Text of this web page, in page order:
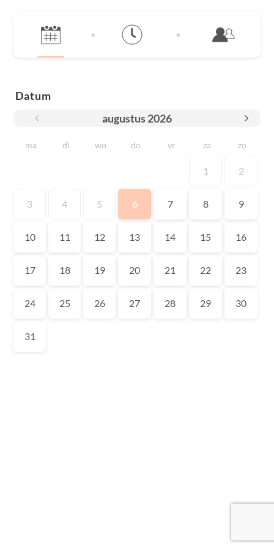
Datum
augustus2026
ma di wo do vr za zo
1 2
3 4 5 6 7 8 9
10 11 12 13 14 15 16
17 18 19 20 21 22 23
24 25 26 27 28 29 30
31